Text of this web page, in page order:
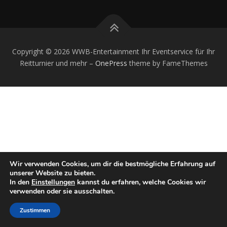
Copyright © 2026 WWB-Entertainment Ihr Eventservice für Ihr
Reitturnier und mehr– OnePress theme by FameThemes
Wir verwenden Cookies, um dir die bestmögliche Erfahrung auf
unserer Website zu bieten.
In den Einstellungen kannst du erfahren, welche Cookies wir
verwenden oder sie ausschalten.
Zustimmen